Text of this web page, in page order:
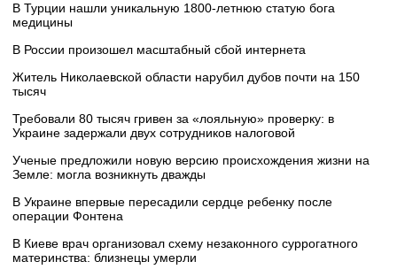
В Турции нашли уникальную 1800-летнюю статую бога
медицины
В России произошел масштабный сбой интернета
Житель Николаевской области нарубил дубов почти на 150
тысяч
Требовали 80 тысяч гривен за «лояльную» проверку: в
Украине задержали двух сотрудников налоговой
Ученые предложили новую версию происхождения жизни на
Земле: могла возникнуть дважды
В Украине впервые пересадили сердце ребенку после
операции Фонтена
В Киеве врач организовал схему незаконного суррогатного
материнства: близнецы умерли